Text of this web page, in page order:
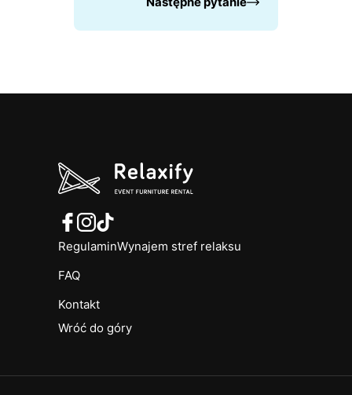
Regulamin
FAQ
Kontakt
Wynajem stref relaksu
Wróć do góry